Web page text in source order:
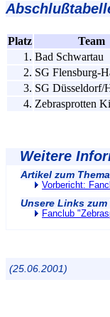
Platz Team
1. Bad Schwartau
2. SG Flensburg-
3. SG Düsseldorf/
4. Zebrasprotten
Weitere
Artikel zum
Vorbericht:
Unsere Links zum
Fanclub
(25.06.2001)